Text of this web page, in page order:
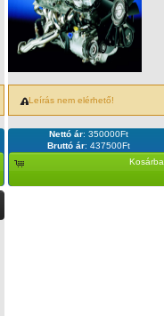
Leírás nem elérhető!
Nettó ár: 350000Ft
Bruttó ár: 437500Ft
Kosárba